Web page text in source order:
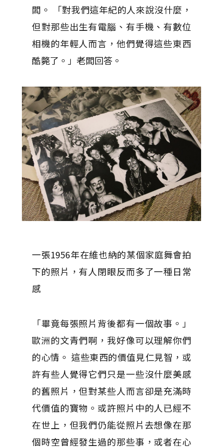
闆。 「對我們這年紀的人來說沒什麼，
但對那些出生有電腦、有手機、有數位
相機的年輕人而言，他們覺得這些東西
酷斃了。」老闆回答。
一張1956年在維也納的某個家庭舞會拍
下的照片，有人閉眼反而多了一種日常
感
「畢竟每張照片背後都有一個故事。」
歐洲的文青們啊，我好像可以理解你們
的心情。 這些東西的價值見仁見智，或
許有些人覺得它們只是一些沒什麼美感
的舊照片，但對某些人而言卻是充滿時
代價值的寶物。或許照片中的人已經不
在世上，但我們仍能從照片去想像在那
個時空曾經發生過的那些事，或者在心